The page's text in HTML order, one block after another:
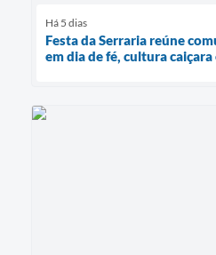
Há 5 dias
Festa da Serraria reúne
em dia de fé, cultura